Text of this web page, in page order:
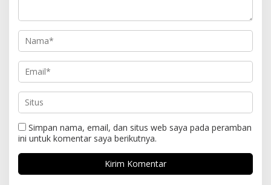
Simpan nama, email, dan situs web saya pada peramban
ini untuk komentar saya berikutnya.